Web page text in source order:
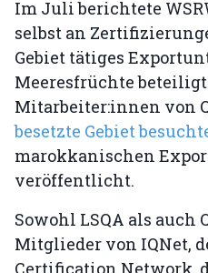
Im Juli berichtete
selbst an
Gebiet tätiges
Meeresfrüchte beteiligt
Mitarbeiter:innen von
besetzte Gebiet
marokkanischen
veröffentlicht.
Sowohl LSQA als
Mitglieder von IQNet,